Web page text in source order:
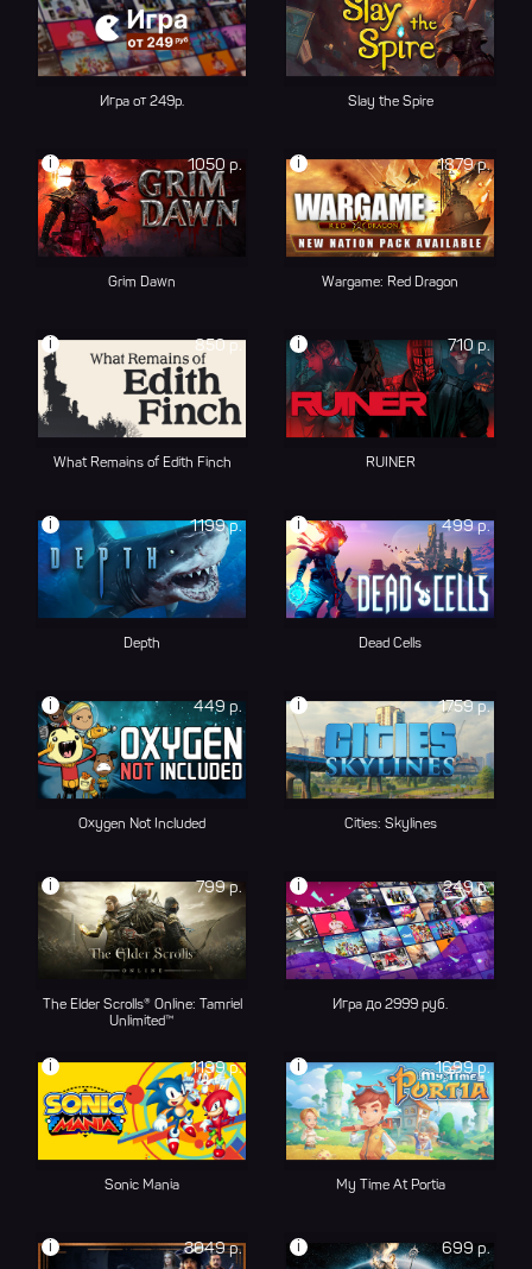
Игра от 249р. Slay the Spire
1050 р.
i
Grim Dawn
1879 р.
i
Wargame: Red Dragon
850 р.
i
What Remains of Edith Finch
710 р.
i
RUINER
1199 р.
i
Depth
499 р.
i
Dead Cells
449 р.
i
Oxygen Not Included
1759 р.
i
Cities: Skylines
799 р.
i
The Elder Scrolls® Online: Tamriel
Unlimited™
249 р.
i
Игра до 2999 руб.
1199 р.
i
Sonic Mania
1699 р.
i
My Time At Portia
3049 р.
i 699 р.
i